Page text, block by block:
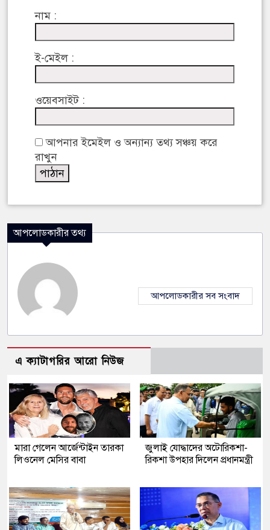
নাম :
ই-মেইল :
ওয়েবসাইট :
আপনার ইমেইল ও অন্যান্য তথ্য সঞ্চয় করে
রাখুন
আপলোডকারীর তথ্য
আপলোডকারীর সব সংবাদ
এ ক্যাটাগরির আরো নিউজ
মারা গেলেন আর্জেন্টাইন তারকা
লিওনেল মেসির বাবা
জুলাই যোদ্ধাদের অটোরিকশা-
রিকশা উপহার দিলেন প্রধানমন্ত্রী